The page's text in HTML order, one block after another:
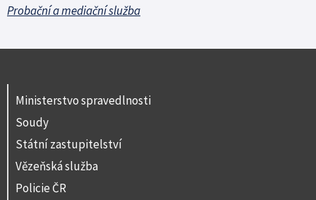
Probační a mediační služba
Ministerstvo spravedlnosti
Soudy
Státní zastupitelství
Vězeňská služba
Policie ČR